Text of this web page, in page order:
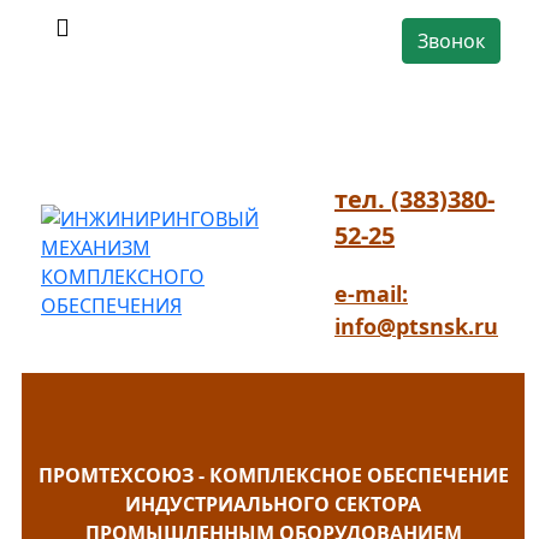
Звонок
тел. (383)380-
52-25
e-mail:
info@ptsnsk.ru
ПРОМТЕХСОЮЗ - КОМПЛЕКСНОЕ ОБЕСПЕЧЕНИЕ
ИНДУСТРИАЛЬНОГО СЕКТОРА
ПРОМЫШЛЕННЫМ ОБОРУДОВАНИЕМ